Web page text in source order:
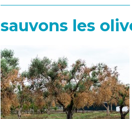
sauvons les